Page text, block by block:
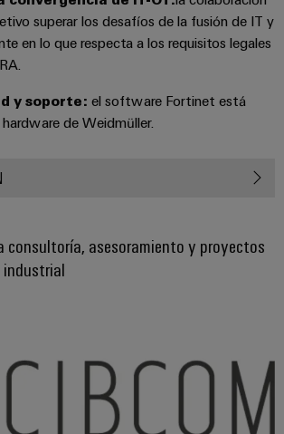
superar los desafíos de la fusión de IT y
en lo que respecta a los requisitos legales
y soporte: el software Fortinet está
de Weidmüller.
consultoría, asesoramiento y proyectos
industrial